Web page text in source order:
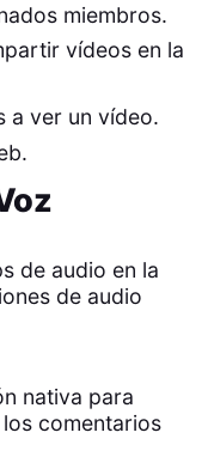
miembros.
vídeos en la
a ver un vídeo.
de audio en la
de audio
nativa para
comentarios